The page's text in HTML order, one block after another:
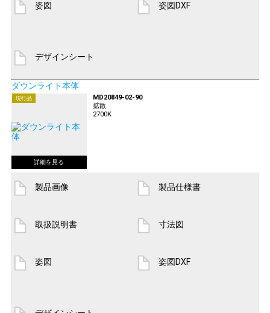
姿図 姿図DXF
デザインシート
ダウンライト本体
現行品
MD20849-02-90
拡散
2700K
製品画像 製品仕様書
取扱説明書 寸法図
姿図 姿図DXF